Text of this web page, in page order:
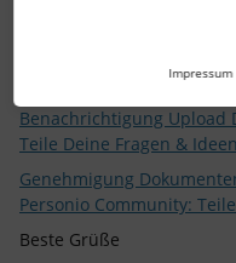
ich verlinke mal die
Benachrichtigung Upload
Teile Deine Fragen &
Genehmigung
Personio Community:
Beste Grüße
Impressum